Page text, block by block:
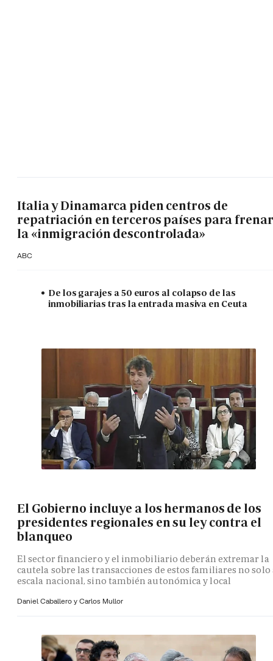
Italia y Dinamarca piden centros de
repatriación en terceros países para frenar
la «inmigración descontrolada»
ABC
De los garajes a 50 euros al colapso de las
inmobiliarias tras la entrada masiva en Ceuta
El Gobierno incluye a los hermanos de los
presidentes regionales en su ley contra el
blanqueo
El sector financiero y el inmobiliario deberán extremar la
cautela sobre las transacciones de estos familiares no solo
escala nacional, sino también autonómica y local
Daniel Caballero y Carlos Mullor